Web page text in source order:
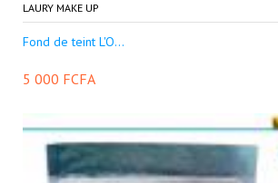
LAURY MAKE UP
Fond de teint L'O...
5 000 FCFA